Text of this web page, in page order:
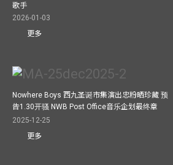
歌手
2026-01-03
更多
Nowhere Boys 西九圣诞市集演出忠粉晒珍藏 预
告1.30开骚 NWB Post Office音乐企划最终章
2025-12-25
更多